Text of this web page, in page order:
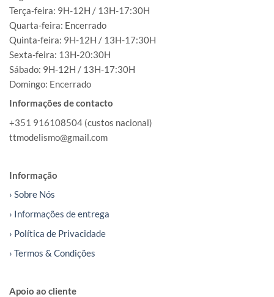
Terça-feira: 9H-12H / 13H-17:30H
Quarta-feira: Encerrado
Quinta-feira: 9H-12H / 13H-17:30H
Sexta-feira: 13H-20:30H
Sábado: 9H-12H / 13H-17:30H
Domingo: Encerrado
Informações de contacto
+351 916108504 (custos nacional)
ttmodelismo@gmail.com
Informação
› Sobre Nós
› Informações de entrega
› Política de Privacidade
› Termos & Condições
Apoio ao cliente